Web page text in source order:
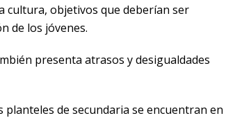
cultura, objetivos que deberían ser
de los jóvenes.
presenta atrasos y desigualdades
de secundaria se encuentran en